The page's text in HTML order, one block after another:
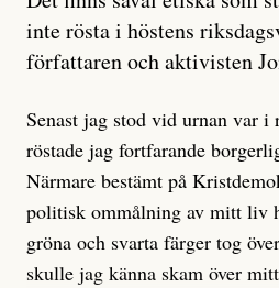
är sant, vad som är rykten”,
ännu mer ryktesspridning. Det
misstänkta personen är en
får veta är att personen har
under åren, att den har raderat
sociala medier, att artikelns
på personens ekonomi och att
anonyma röster inom rörelsen
inte rösta i höstens
författaren och aktivisten
Senast jag stod vid urnan var i
röstade jag fortfarande
Närmare bestämt på
politisk ommålning av mitt liv
gröna och svarta färger tog
skulle jag känna skam över